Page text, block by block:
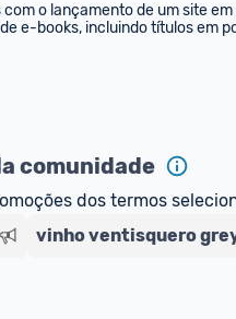
o lançamento de um site
e-books, incluindo títulos em
comunidade
dos termos
vinho ventisquero